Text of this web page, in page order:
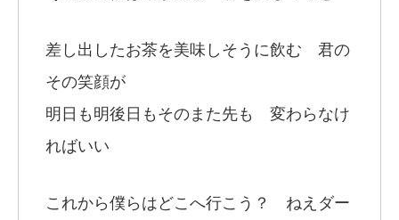
差し出したお茶を美味しそうに飲む 君の
その笑顔が
明日も明後日もそのまた先も 変わらなけ
ればいい
これから僕らはどこへ行こう？ ねえダー